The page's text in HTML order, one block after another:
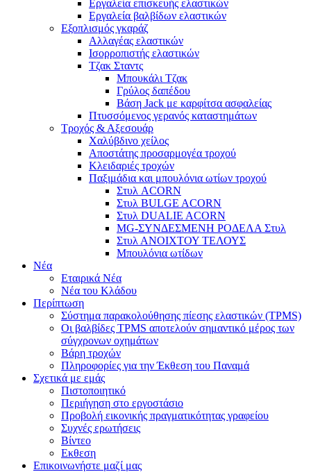
Εργαλεία επισκευής ελαστικών
Εργαλεία βαλβίδων ελαστικών
Εξοπλισμός γκαράζ
Αλλαγέας ελαστικών
Ισορροπιστής ελαστικών
Τζακ Σταντς
Μπουκάλι Τζακ
Γρύλος δαπέδου
Βάση Jack με καρφίτσα ασφαλείας
Πτυσσόμενος γερανός καταστημάτων
Τροχός & Αξεσουάρ
Χαλύβδινο χείλος
Αποστάτης προσαρμογέα τροχού
Κλειδαριές τροχών
Παξιμάδια και μπουλόνια ωτίων τροχού
Στυλ ACORN
Στυλ BULGE ACORN
Στυλ DUALIE ACORN
MG-ΣΥΝΔΕΣΜΕΝΗ ΡΟΔΕΛΑ Στυλ
Στυλ ΑΝΟΙΧΤΟΥ ΤΕΛΟΥΣ
Μπουλόνια ωτίδων
Νέα
Εταιρικά Νέα
Νέα του Κλάδου
Περίπτωση
Σύστημα παρακολούθησης πίεσης ελαστικών (TPMS)
Οι βαλβίδες TPMS αποτελούν σημαντικό μέρος των
σύγχρονων οχημάτων
Βάρη τροχών
Πληροφορίες για την Έκθεση του Παναμά
Σχετικά με εμάς
Πιστοποιητικό
Περιήγηση στο εργοστάσιο
Προβολή εικονικής πραγματικότητας γραφείου
Συχνές ερωτήσεις
Βίντεο
Εκθεση
Επικοινωνήστε μαζί μας